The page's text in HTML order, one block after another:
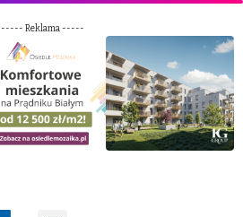
----- Reklama -----